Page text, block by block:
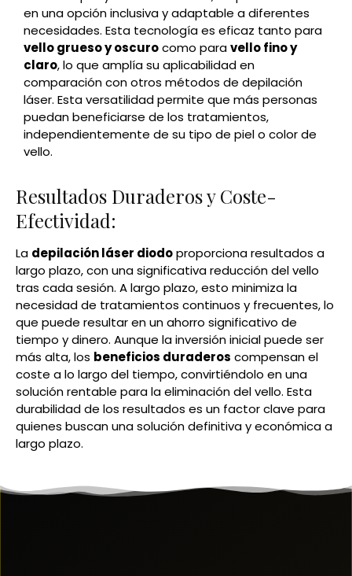
en una opción inclusiva y adaptable a diferentes
necesidades. Esta tecnología es eficaz tanto para
vello grueso y oscurocomo paravello fino y
claro, lo que amplía su aplicabilidad en
comparación con otros métodos de depilación
láser. Esta versatilidad permite que más personas
puedan beneficiarse de los tratamientos,
independientemente de su tipo de piel o color de
vello.
Resultados Duraderos y Coste-
Efectividad:
La depilación láser diodoproporciona resultados a
largo plazo, con una significativa reducción del vello
tras cada sesión. A largo plazo, esto minimiza la
necesidad de tratamientos continuos y frecuentes, lo
que puede resultar en un ahorro significativo de
tiempo y dinero. Aunque la inversión inicial puede ser
más alta, los beneficios duraderos compensan el
coste a lo largo del tiempo, convirtiéndolo en una
solución rentable para la eliminación del vello. Esta
durabilidad de los resultados es un factor clave para
quienes buscan una solución definitiva y económica a
largo plazo.